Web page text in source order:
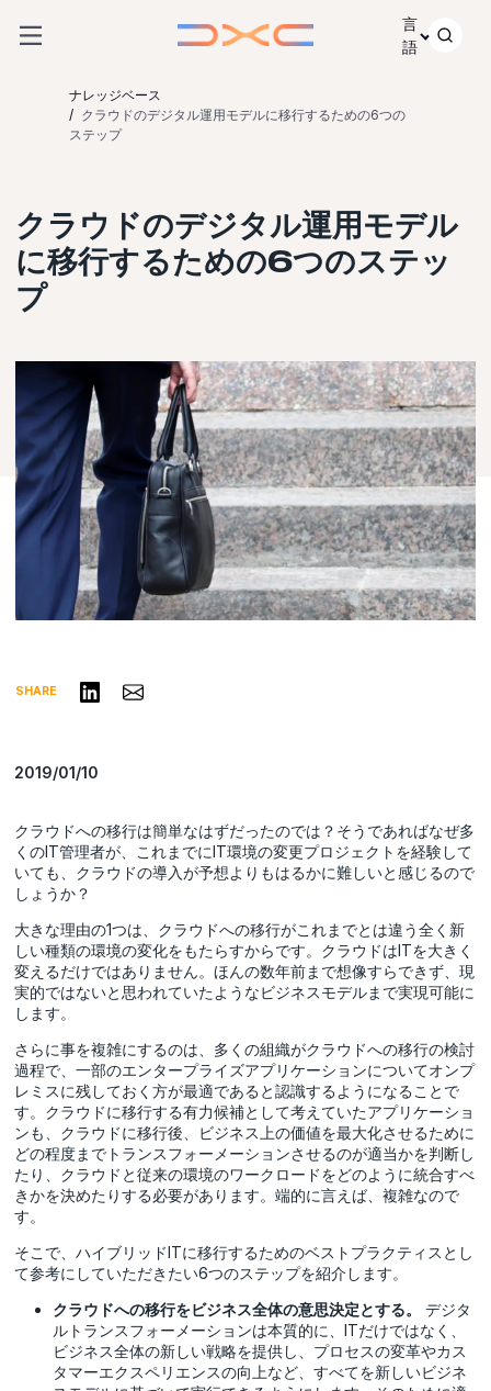
言
語
ナレッジベース
クラウドのデジタル運用モデルに移行するための6つの
ステップ
クラウドのデジタル運用モデル
に移行するための6つのステッ
プ
SHARE リンクトインで共有する
Share via Email
2019/01/10
クラウドへの移行は簡単なはずだったのでは？そうであればなぜ多
くのIT管理者が、これまでにIT環境の変更プロジェクトを経験して
いても、クラウドの導入が予想よりもはるかに難しいと感じるので
しょうか？
大きな理由の1つは、クラウドへの移行がこれまでとは違う全く新
しい種類の環境の変化をもたらすからです。クラウドはITを大きく
変えるだけではありません。ほんの数年前まで想像すらできず、現
実的ではないと思われていたようなビジネスモデルまで実現可能に
します。
さらに事を複雑にするのは、多くの組織がクラウドへの移行の検討
過程で、一部のエンタープライズアプリケーションについてオンプ
レミスに残しておく方が最適であると認識するようになることで
す。クラウドに移行する有力候補として考えていたアプリケーショ
ンも、クラウドに移行後、ビジネス上の価値を最大化させるために
どの程度までトランスフォーメーションさせるのが適当かを判断し
たり、クラウドと従来の環境のワークロードをどのように統合すべ
きかを決めたりする必要があります。端的に言えば、複雑なので
す。
そこで、ハイブリッドITに移行するためのベストプラクティスとし
て参考にしていただきたい6つのステップを紹介します。
クラウドへの移行をビジネス全体の意思決定とする。
デジタ
ルトランスフォーメーションは本質的に、ITだけではなく、
ビジネス全体の新しい戦略を提供し、プロセスの変革やカス
タマーエクスペリエンスの向上など、すべてを新しいビジネ